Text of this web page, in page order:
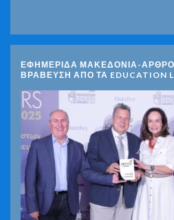
ΕΦΗΜΕΡΙΔΑ ΜΑΚΕΔΟΝΙΑ-ΑΡΘΡΟ
ΒΡΑΒΕΥΣΗ ΑΠΟ ΤΑ EDUCATION